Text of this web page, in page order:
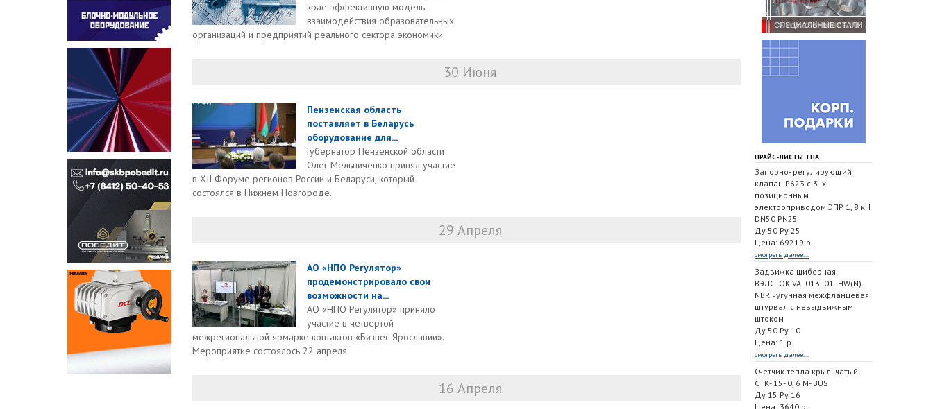
крае эффективную модель
взаимодействия образовательных
организаций и предприятий реального сектора экономики.
30 Июня
Пензенская область
поставляет в Беларусь
оборудование для...
Губернатор Пензенской области
Олег Мельниченко принял участие
в XII Форуме регионов России и Беларуси, который
состоялся в Нижнем Новгороде.
29 Апреля
АО «НПО Регулятор»
продемонстрировало свои
возможности на...
АО «НПО Регулятор» приняло
участие в четвёртой
межрегиональной ярмарке контактов «Бизнес Ярославии».
Мероприятие состоялось 22 апреля.
16 Апреля
ПРАЙС-ЛИСТЫ ТПА
Запорно- регулирующий
клапан Р623 с 3- х
позиционным
электроприводом ЭПР 1, 8 кН
DN50 PN25
Ду 50 Ру 25
Цена: 69219 р.
смотреть далее...
Задвижка шиберная
ВЭЛСТОК VA- 013- 01- HW(N)-
NBR чугунная межфланцевая
штурвал с невыдвижным
штоком
Ду 50 Ру 10
Цена: 1 р.
смотреть далее...
Счетчик тепла крыльчатый
СТК- 15- 0, 6 M- BUS
Ду 15 Ру 16
Цена: 3640 р.